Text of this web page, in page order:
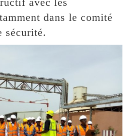
dans le comité
sécurité.